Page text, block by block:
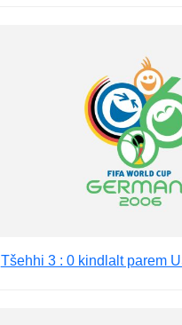
Tšehhi 3 : 0 kindlalt parem